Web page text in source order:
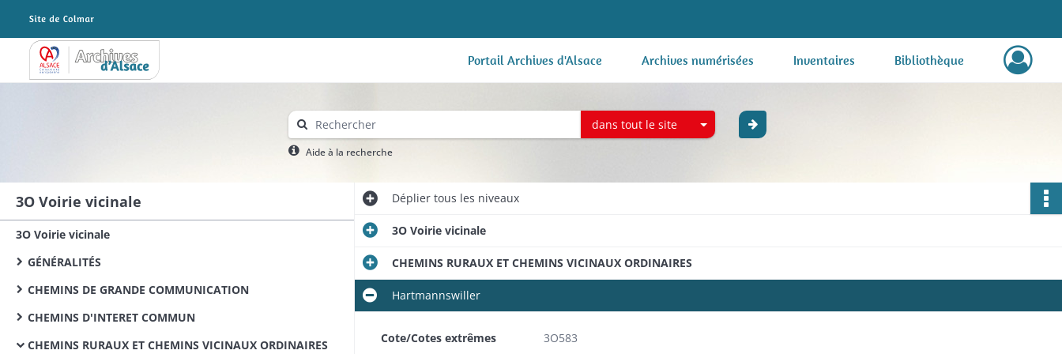
Archives Alsace - Colmar Portail Archives d'Alsace Archives numérisées Inventaires Bibliothèque
dans tout le site
Aide à la recherche
3O Voirie vicinale
3O Voirie vicinale
GÉNÉRALITÉS
CHEMINS DE GRANDE COMMUNICATION
CHEMINS D'INTERET COMMUN
CHEMINS RURAUX ET CHEMINS VICINAUX ORDINAIRES
Dépliertous les niveaux
3O Voirie vicinale
CHEMINS RURAUX ET CHEMINS VICINAUX ORDINAIRES
Hartmannswiller
Cote/Cotes extrêmes
3O583